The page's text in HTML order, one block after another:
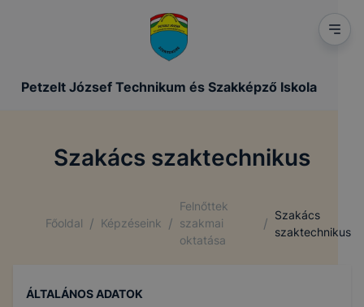
Petzelt József Technikum és Szakképző Iskola
Szakács szaktechnikus
Főoldal / Képzéseink /
Felnőttek
szakmai
oktatása
/
Szakács
szaktechnikus
ÁLTALÁNOS ADATOK